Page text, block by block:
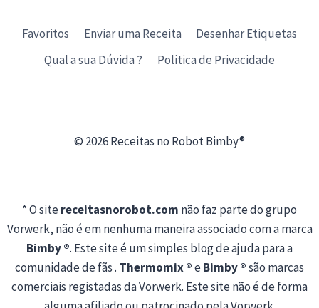
Favoritos Enviar uma Receita
Desenhar Etiquetas
Qual a sua Dúvida ?
Politica de Privacidade
© 2026 Receitas no Robot Bimby®
* O sitereceitasnorobot.com não faz parte do grupo
Vorwerk, não é em nenhuma maneira associado com a marca
Bimby ®. Este site é um simples blog de ajuda para a
comunidade de fãs . Thermomix ®eBimby ®são marcas
comerciais registadas da Vorwerk. Este site não é de forma